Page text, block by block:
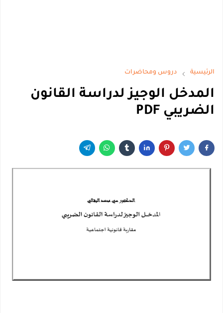
الرئيسية دروس ومحاضرات
المدخل الوجيز لدراسة القانون
الضريبي PDF